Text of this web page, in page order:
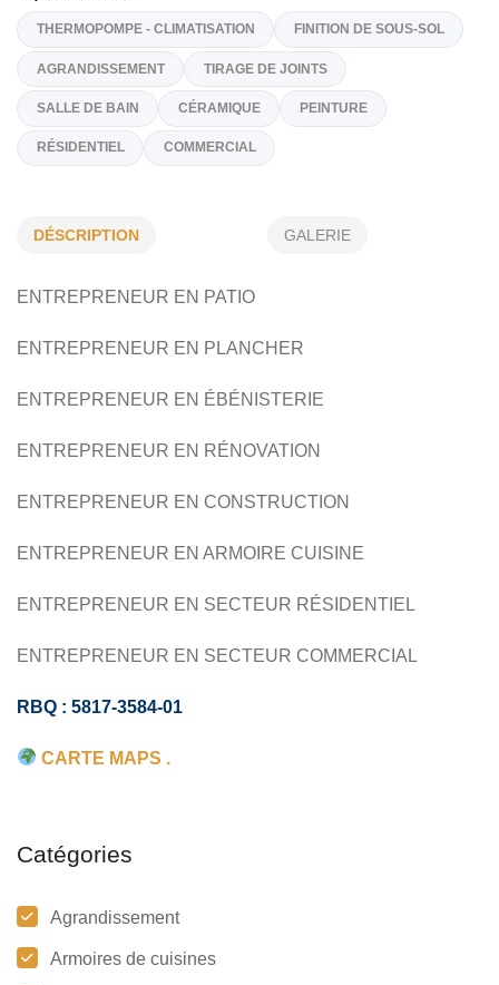
539, Rue Des Épinettes, UptonJ0H 2E0
(450) 501-4339
Sur Demande
nelpel@outlook.com
AGRANDISSEMENT TIRAGE DE JOINTS
DÉSCRIPTION GALERIE
ENTREPRENEUR EN PATIO
ENTREPRENEUR EN PLANCHER
ENTREPRENEUR EN ÉBÉNISTERIE
ENTREPRENEUR EN RÉNOVATION
ENTREPRENEUR EN CONSTRUCTION
ENTREPRENEUR EN ARMOIRE CUISINE
ENTREPRENEUR EN SECTEUR RÉSIDENTIEL
ENTREPRENEUR EN SECTEUR COMMERCIAL
RBQ : 5817-3584-01
CARTE MAPS .
Catégories
Agrandissement
Armoires de cuisines